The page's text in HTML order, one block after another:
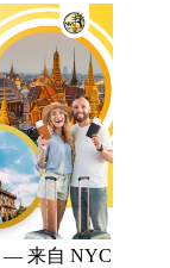
— 来自 NYC